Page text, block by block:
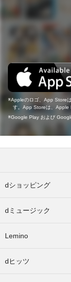
Appleのロゴ、App Store
す。App Storeは、Apple
Google Play および
dショッピング
dミュージック
Lemino
dヒッツ